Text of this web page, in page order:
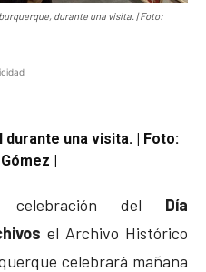
durante una visita. | Foto:
una visita. | Foto:
|
celebración del Día
el Archivo Histórico
celebrará mañana